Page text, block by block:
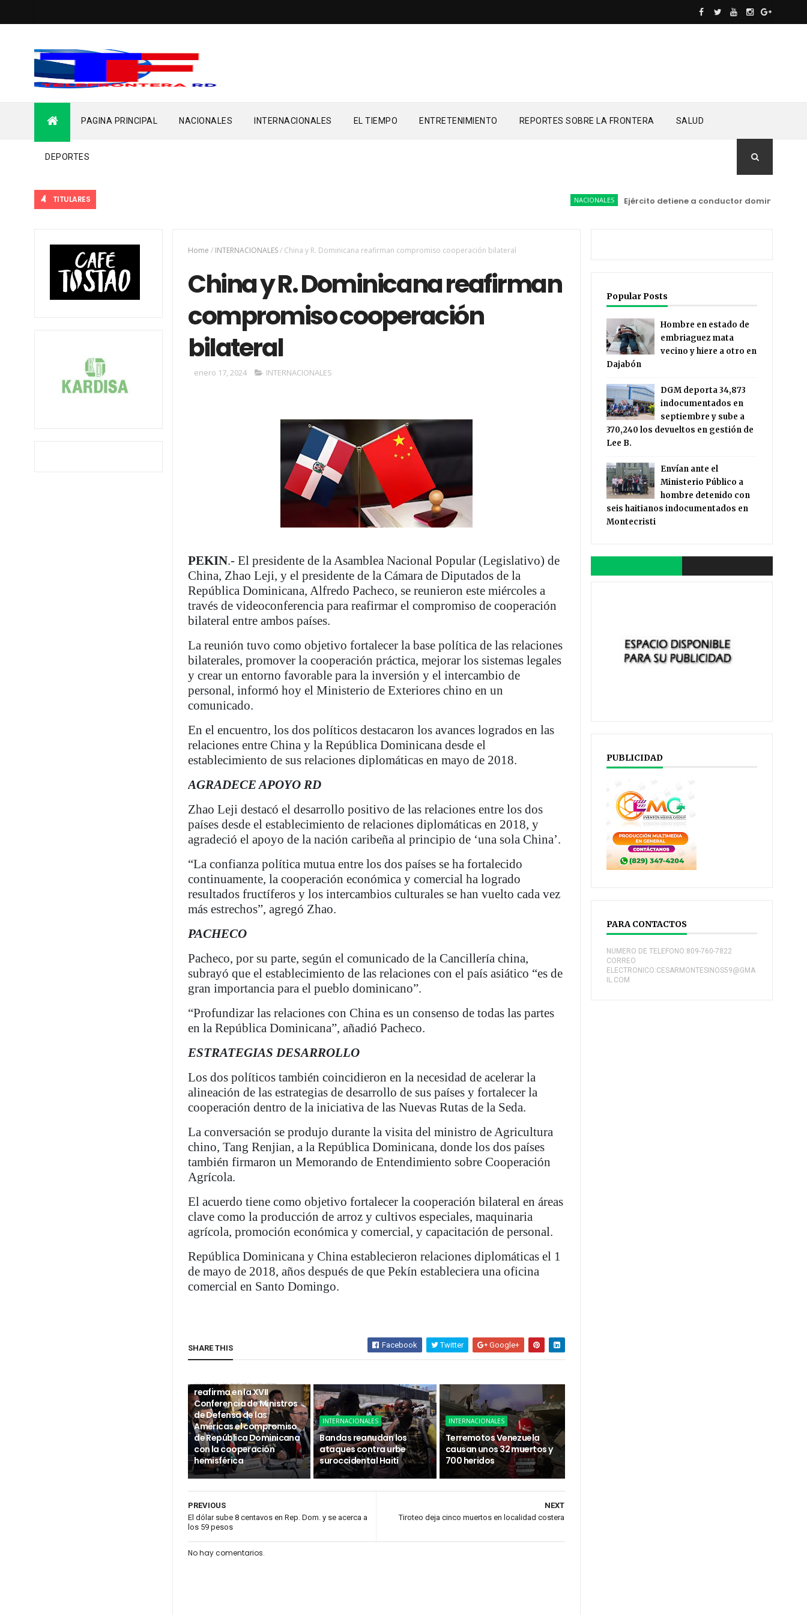
PAGINA PRINCIPAL NACIONALES INTERNACIONALES EL TIEMPO ENTRETENIMIENTO REPORTES SOBRE LA FRONTERA SALUD
DEPORTES
TITULARES NACIONALES Ejército detiene a conductor dominicano
Home / INTERNACIONALES/ China y R. Dominicana reafirman compromiso cooperación bilateral
China y R. Dominicana reafirman
compromiso cooperación
bilateral
enero 17, 2024 INTERNACIONALES
PEKIN.- El presidente de la Asamblea Nacional Popular (Legislativo) de
China, Zhao Leji, y el presidente de la Cámara de Diputados de la
República Dominicana, Alfredo Pacheco, se reunieron este miércoles a
través de videoconferencia para reafirmar el compromiso de cooperación
bilateral entre ambos países.
La reunión tuvo como objetivo fortalecer la base política de las relaciones
bilaterales, promover la cooperación práctica, mejorar los sistemas legales
y crear un entorno favorable para la inversión y el intercambio de
personal, informó hoy el Ministerio de Exteriores chino en un
comunicado.
En el encuentro, los dos políticos destacaron los avances logrados en las
relaciones entre China y la República Dominicana desde el
establecimiento de sus relaciones diplomáticas en mayo de 2018.
AGRADECE APOYO RD
Zhao Leji destacó el desarrollo positivo de las relaciones entre los dos
países desde el establecimiento de relaciones diplomáticas en 2018, y
agradeció el apoyo de la nación caribeña al principio de ‘una sola China’.
“La confianza política mutua entre los dos países se ha fortalecido
continuamente, la cooperación económica y comercial ha logrado
resultados fructíferos y los intercambios culturales se han vuelto cada vez
más estrechos”, agregó Zhao.
PACHECO
Pacheco, por su parte, según el comunicado de la Cancillería china,
subrayó que el establecimiento de las relaciones con el país asiático “es de
gran importancia para el pueblo dominicano”.
“Profundizar las relaciones con China es un consenso de todas las partes
en la República Dominicana”, añadió Pacheco.
ESTRATEGIAS DESARROLLO
Los dos políticos también coincidieron en la necesidad de acelerar la
alineación de las estrategias de desarrollo de sus países y fortalecer la
cooperación dentro de la iniciativa de las Nuevas Rutas de la Seda.
La conversación se produjo durante la visita del ministro de Agricultura
chino, Tang Renjian, a la República Dominicana, donde los dos países
también firmaron un Memorando de Entendimiento sobre Cooperación
Agrícola.
El acuerdo tiene como objetivo fortalecer la cooperación bilateral en áreas
clave como la producción de arroz y cultivos especiales, maquinaria
agrícola, promoción económica y comercial, y capacitación de personal.
República Dominicana y China establecieron relaciones diplomáticas el 1
de mayo de 2018, años después de que Pekín estableciera una oficina
comercial en Santo Domingo.
SHARE THIS Facebook Twitter Google+
Ministro de Defensa
reafirma en la XVII
Conferencia de Ministros
de Defensa de las
Américas el compromiso
de República Dominicana
con la cooperación
hemisférica
INTERNACIONALES
Bandas reanudan los
ataques contra urbe
suroccidental Haití
INTERNACIONALES
Terremotos Venezuela
causan unos 32 muertos y
700 heridos
NEXT
Tiroteo deja cinco muertos en localidad costera
PREVIOUS
El dólar sube 8 centavos en Rep. Dom. y se acerca a
los 59 pesos
No hay comentarios.
Popular Posts
Hombre en estado de
embriaguez mata
vecino y hiere a otro en
Dajabón
DGM deporta 34,873
indocumentados en
septiembre y sube a
370,240 los devueltos en gestión de
Lee B.
Envían ante el
Ministerio Público a
hombre detenido con
seis haitianos indocumentados en
Montecristi
PUBLICIDAD
PARA CONTACTOS
NUMERO DE TELEFONO:809-760-7822
CORREO
ELECTRONICO:CESARMONTESINOS59@GMA
IL.COM